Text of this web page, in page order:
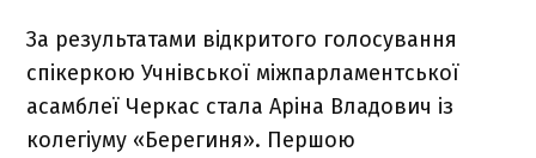
За результатами відкритого голосування
спікеркою Учнівської міжпарламентської
асамблеї Черкас стала Аріна Владович із
колегіуму «Берегиня». Першою